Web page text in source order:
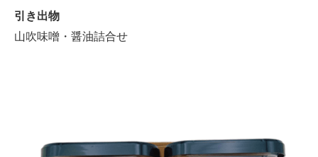
引き出物
山吹味噌・醤油詰合せ